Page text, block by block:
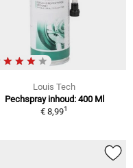
Louis Tech
Pechspray inhoud: 400 Ml
€ 8,991